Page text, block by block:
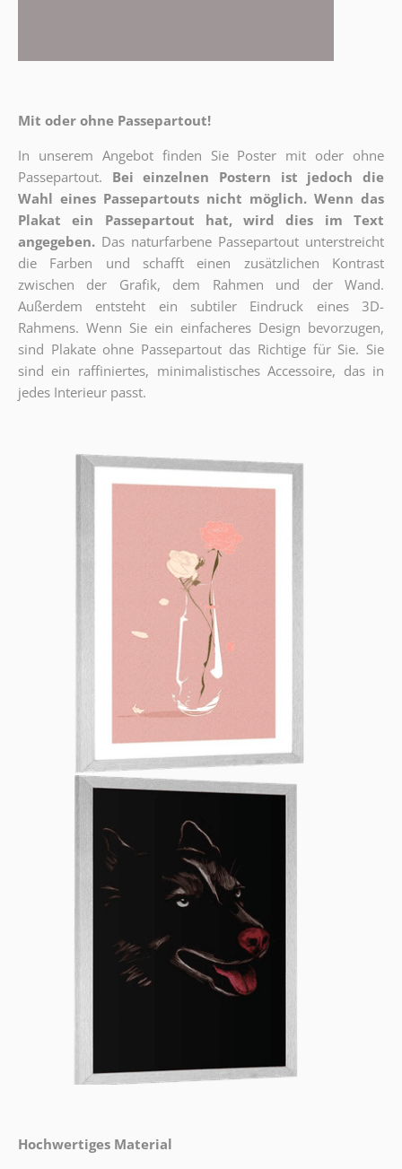
Mit oder ohne Passepartout!
In unserem Angebot finden Sie Poster mit oder ohne
Passepartout.
Bei einzelnen Postern ist jedoch die
Wahl eines Passepartouts nicht möglich. Wenn das
Plakat ein Passepartout hat, wird dies im Text
angegeben. Das naturfarbene Passepartout unterstreicht
die Farben und schafft einen zusätzlichen Kontrast
zwischen der Grafik, dem Rahmen und der Wand.
Außerdem entsteht ein subtiler Eindruck eines 3D-
Rahmens. Wenn Sie ein einfacheres Design bevorzugen,
sind Plakate ohne Passepartout das Richtige für Sie. Sie
sind ein raffiniertes, minimalistisches Accessoire, das in
jedes Interieur passt.
Hochwertiges Material